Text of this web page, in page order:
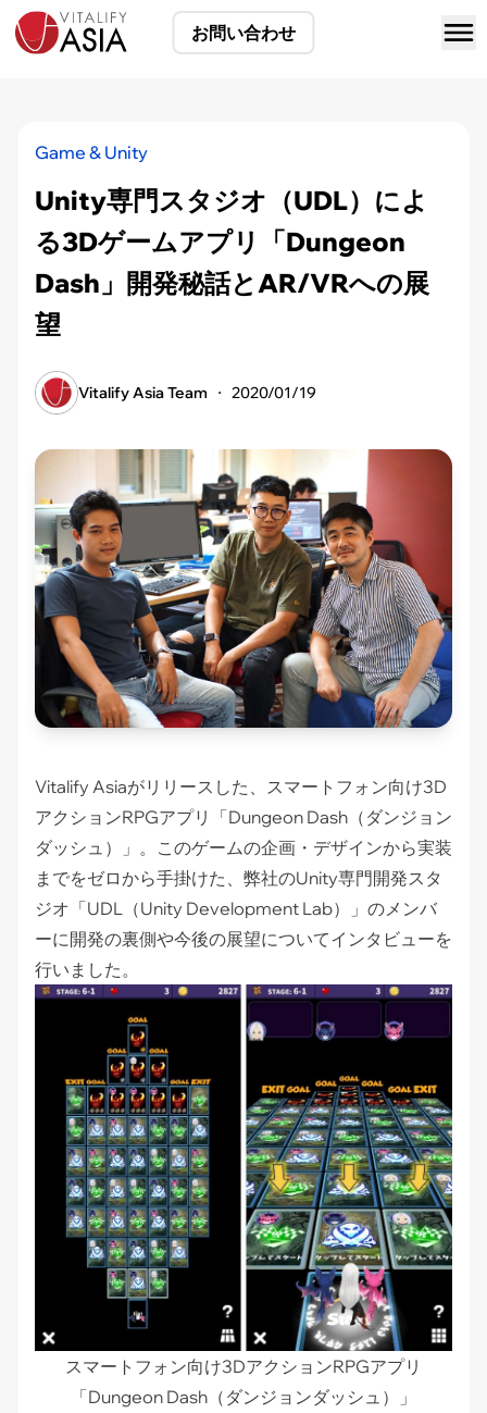
お問い合わせ
Game & Unity
Unity専門スタジオ（UDL）によ
る3Dゲームアプリ「Dungeon
Dash」開発秘話とAR/VRへの展
望
Vitalify Asia Team ・ 2020/01/19
Vitalify Asiaがリリースした、スマートフォン向け3D
アクションRPGアプリ「Dungeon Dash（ダンジョン
ダッシュ）」。このゲームの企画・デザインから実装
までをゼロから手掛けた、弊社のUnity専門開発スタ
ジオ「UDL（Unity Development Lab）」のメンバ
ーに開発の裏側や今後の展望についてインタビューを
行いました。
スマートフォン向け3DアクションRPGアプリ
「Dungeon Dash（ダンジョンダッシュ）」